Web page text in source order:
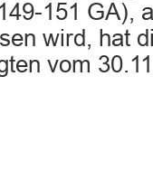
151 GA),
wird, hat
vom